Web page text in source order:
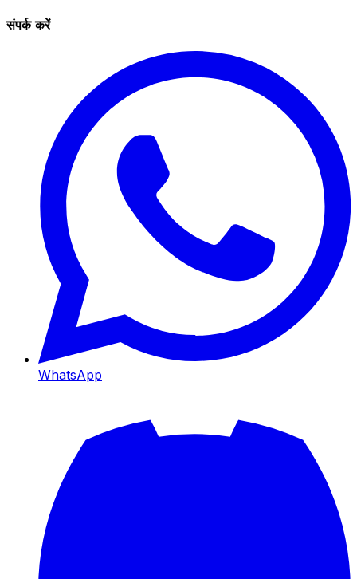
संपर्क करें
WhatsApp